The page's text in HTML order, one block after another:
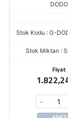
DODO
Stok Kodu : G-
Stok Miktarı :
Fiyat
-